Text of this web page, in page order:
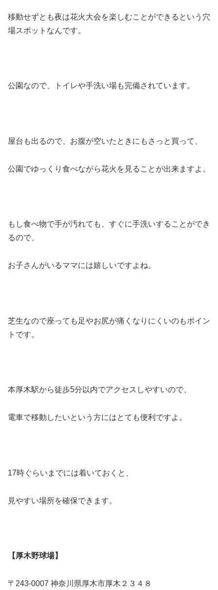
移動せずとも夜は花火大会を楽しむことができるという穴
場スポットなんです。
公園なので、トイレや手洗い場も完備されています。
屋台も出るので、お腹が空いたときにもさっと買って、
公園でゆっくり食べながら花火を見ることが出来ますよ。
もし食べ物で手が汚れても、すぐに手洗いすることができ
るので、
お子さんがいるママには嬉しいですよね。
芝生なので座っても足やお尻が痛くなりにくいのもポイン
トです。
本厚木駅から徒歩5分以内でアクセスしやすいので、
電車で移動したいという方にはとても便利ですよ。
17時ぐらいまでには着いておくと、
見やすい場所を確保できます。
【厚木野球場】
〒243-0007 神奈川県厚木市厚木２３４８